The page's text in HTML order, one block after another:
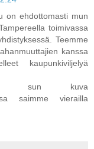
on ehdottomasti mun
toimivassa
Teemme
kanssa
kaupunkiviljelyä
sun kuva
saimme vierailla